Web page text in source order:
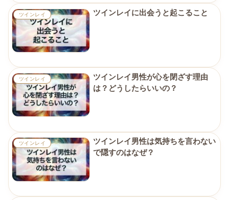
ツインレイ ツインレイに出会うと起こること
ツインレイ
ツインレイ男性が心を閉ざす理由
は？どうしたらいいの？
ツインレイ
ツインレイ男性は気持ちを言わない
で隠すのはなぜ？